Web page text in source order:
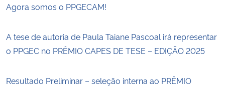
Agora somos o PPGECAM!
A tese de autoria de Paula Taiane Pascoal irá representar
o PPGEC no PRÊMIO CAPES DE TESE – EDIÇÃO 2025
Resultado Preliminar – seleção interna ao PRÊMIO